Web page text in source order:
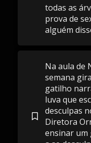
todas as
prova de
alguém
Na aula de
semana
gatilho
luva que
desculpas
Diretora
ensinar um